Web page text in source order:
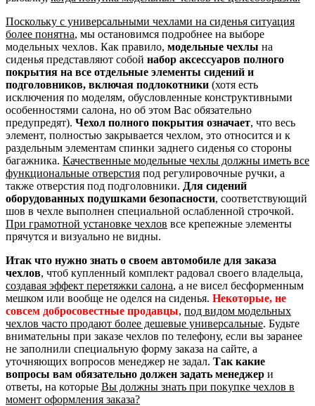
Поскольку с универсальными чехлами на сиденья ситуация
более понятна, мы остановимся подробнее на выборе
модельных чехлов. Как правило, модельные чехлы на
сиденья представляют собой набор аксессуаров полного
покрытия на все отдельные элементы сидений и
подголовников, включая подлокотники (хотя есть
исключения по моделям, обусловленные конструктивными
особенностями салона, но об этом Вас обязательно
предупредят). Чехол полного покрытия означает, что весь
элемент, полностью закрывается чехлом, это относится и к
раздельным элементам спинки заднего сиденья со стороны
багажника. Качественные модельные чехлы должны иметь все
функциональные отверстия под регулировочные ручки, а
также отверстия под подголовники. Для сидений
оборудованных подушками безопасности, соответствующий
шов в чехле выполнен специальной ослабленной строчкой.
При грамотной установке чехлов все крепежные элементы
прячутся и визуально не видны.
Итак что нужно знать о своем автомобиле для заказа
чехлов, чтоб купленный комплект радовал своего владельца,
создавая эффект перетяжки салона, а не висел бесформенным
мешком или вообще не оделся на сиденья. Некоторые, не
совсем добросовестные продавцы, под видом модельных
чехлов часто продают более дешевые универсальные. Будьте
внимательны при заказе чехлов по телефону, если вы заранее
не заполнили специальную форму заказа на сайте, а
уточняющих вопросов менеджер не задал. Так какие
вопросы вам обязательно должен задать менеджер и
ответы, на которые Вы должны знать при покупке чехлов в
момент оформления заказа?